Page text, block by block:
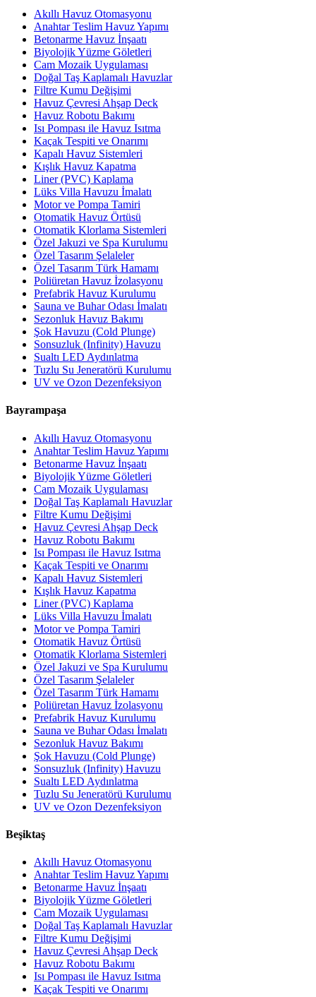
Akıllı Havuz Otomasyonu
Anahtar Teslim Havuz Yapımı
Betonarme Havuz İnşaatı
Biyolojik Yüzme Göletleri
Cam Mozaik Uygulaması
Doğal Taş Kaplamalı Havuzlar
Filtre Kumu Değişimi
Havuz Çevresi Ahşap Deck
Havuz Robotu Bakımı
Isı Pompası ile Havuz Isıtma
Kaçak Tespiti ve Onarımı
Kapalı Havuz Sistemleri
Kışlık Havuz Kapatma
Liner (PVC) Kaplama
Lüks Villa Havuzu İmalatı
Motor ve Pompa Tamiri
Otomatik Havuz Örtüsü
Otomatik Klorlama Sistemleri
Özel Jakuzi ve Spa Kurulumu
Özel Tasarım Şelaleler
Özel Tasarım Türk Hamamı
Poliüretan Havuz İzolasyonu
Prefabrik Havuz Kurulumu
Sauna ve Buhar Odası İmalatı
Sezonluk Havuz Bakımı
Şok Havuzu (Cold Plunge)
Sonsuzluk (Infinity) Havuzu
Sualtı LED Aydınlatma
Tuzlu Su Jeneratörü Kurulumu
UV ve Ozon Dezenfeksiyon
Bayrampaşa
Akıllı Havuz Otomasyonu
Anahtar Teslim Havuz Yapımı
Betonarme Havuz İnşaatı
Biyolojik Yüzme Göletleri
Cam Mozaik Uygulaması
Doğal Taş Kaplamalı Havuzlar
Filtre Kumu Değişimi
Havuz Çevresi Ahşap Deck
Havuz Robotu Bakımı
Isı Pompası ile Havuz Isıtma
Kaçak Tespiti ve Onarımı
Kapalı Havuz Sistemleri
Kışlık Havuz Kapatma
Liner (PVC) Kaplama
Lüks Villa Havuzu İmalatı
Motor ve Pompa Tamiri
Otomatik Havuz Örtüsü
Otomatik Klorlama Sistemleri
Özel Jakuzi ve Spa Kurulumu
Özel Tasarım Şelaleler
Özel Tasarım Türk Hamamı
Poliüretan Havuz İzolasyonu
Prefabrik Havuz Kurulumu
Sauna ve Buhar Odası İmalatı
Sezonluk Havuz Bakımı
Şok Havuzu (Cold Plunge)
Sonsuzluk (Infinity) Havuzu
Sualtı LED Aydınlatma
Tuzlu Su Jeneratörü Kurulumu
UV ve Ozon Dezenfeksiyon
Beşiktaş
Akıllı Havuz Otomasyonu
Anahtar Teslim Havuz Yapımı
Betonarme Havuz İnşaatı
Biyolojik Yüzme Göletleri
Cam Mozaik Uygulaması
Doğal Taş Kaplamalı Havuzlar
Filtre Kumu Değişimi
Havuz Çevresi Ahşap Deck
Havuz Robotu Bakımı
Isı Pompası ile Havuz Isıtma
Kaçak Tespiti ve Onarımı